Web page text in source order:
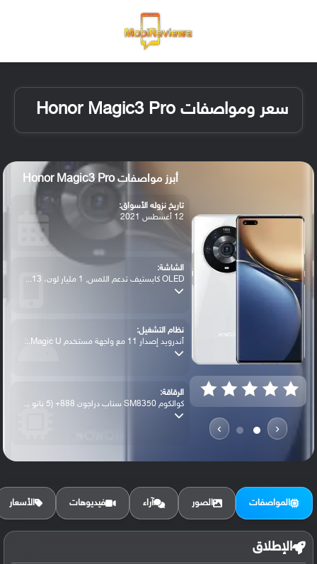
سعر ومواصفات Honor Magic3 Pro
‹
›
أبرز مواصفات Honor Magic3 Pro
تاريخ نزوله الأسواق:
12 أغسطس 2021
الشاشة:
OLED كابستيف تدعم اللمس, 1 مليار لون، 13...
نظام التشغيل:
أندرويد إصدار 11 مع واجهة مستخدم Magic U...
الرقاقة:
كوالكوم SM8350 سناب دراجون 888+ (5 نانو ...
الرام / التخزين:
المواصفات الصور آراء فيديوهات الأسعار
الإطلاق